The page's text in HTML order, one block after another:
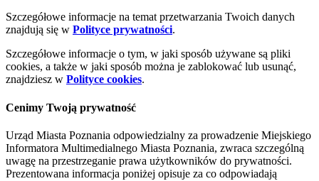
Szczegółowe informacje na temat przetwarzania Twoich danych
znajdują się w Polityce prywatności.
Szczegółowe informacje o tym, w jaki sposób używane są pliki
cookies, a także w jaki sposób można je zablokować lub usunąć,
znajdziesz w Polityce cookies.
Cenimy Twoją prywatność
Urząd Miasta Poznania odpowiedzialny za prowadzenie Miejskiego
Informatora Multimedialnego Miasta Poznania, zwraca szczególną
uwagę na przestrzeganie prawa użytkowników do prywatności.
Prezentowana informacja poniżej opisuje za co odpowiadają